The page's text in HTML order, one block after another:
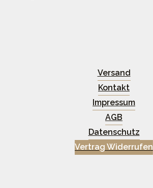
Versand
Kontakt
Impressum
AGB
Datenschutz
Vertrag Widerrufen